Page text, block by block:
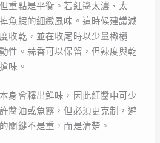
重點是平衡。若紅醬太濃、太
魚蝦的細緻風味。這時候建議減
收乾，並在收尾時以少量橄欖
性。蒜香可以保留，但辣度與乾
味。
身會釋出鮮味，因此紅醬中可少
醬油或魚露，但必須更克制，避
關鍵不是重，而是清楚。